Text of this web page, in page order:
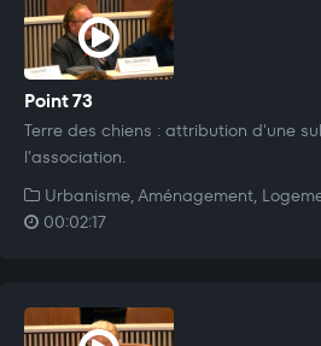
Point 73
Terre des chiens : attribution d'une
l'association.
Urbanisme, Aménagement,
00:02:17